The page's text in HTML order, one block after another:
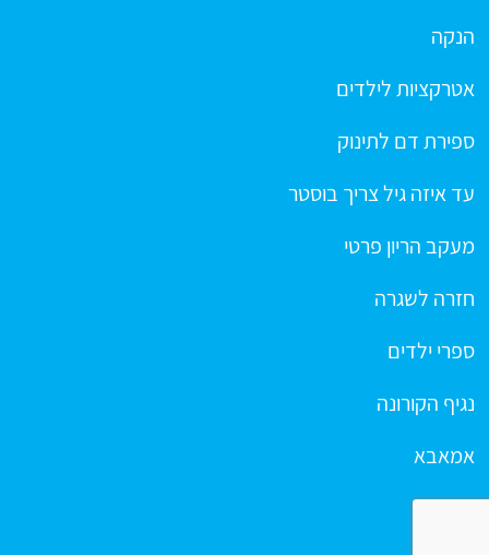
הנקה
אטרקציות לילדים
ספירת דם לתינוק
עד איזה גיל צריך בוסטר
מעקב הריון פרטי
חזרה לשגרה
ספרי ילדים
נגיף הקורונה
אמאבא